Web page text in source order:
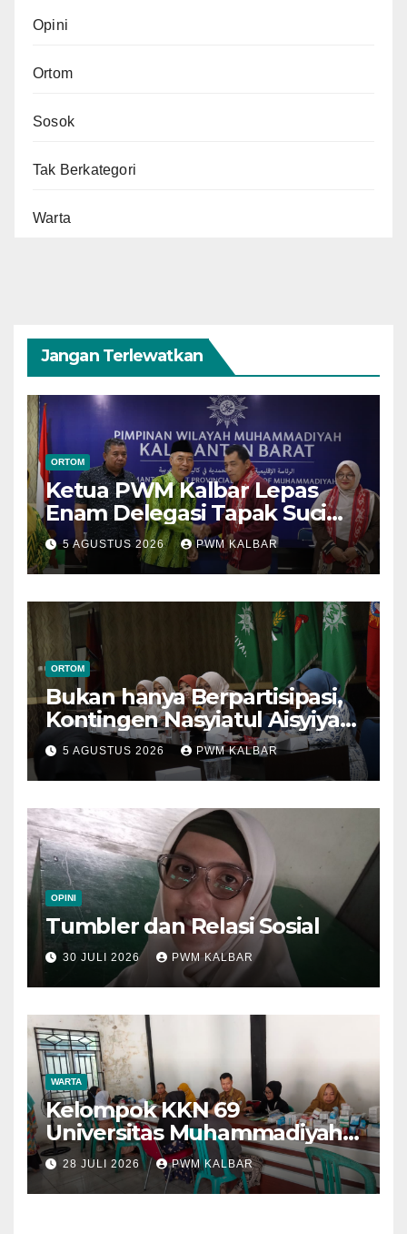
Opini
Ortom
Sosok
Tak Berkategori
Warta
Jangan Terlewatkan
ORTOM
Ketua PWM Kalbar Lepas
Enam Delegasi Tapak Suci
Menuju Muktamar XVI di
Semarang
5 AGUSTUS 2026 PWM KALBAR
ORTOM
Bukan hanya Berpartisipasi,
Kontingen Nasyiatul Aisyiyah
Kalbar Perjuangkan Program
di Muktamar XV
5 AGUSTUS 2026 PWM KALBAR
OPINI
Tumbler dan Relasi Sosial
30 JULI 2026 PWM KALBAR
WARTA
Kelompok KKN 69
Universitas Muhammadiyah
Pontianak Dibagi Dua Tim,
Cat Bangunan dan Dampingi
Pelayanan Posyandu Lansia
28 JULI 2026 PWM KALBAR